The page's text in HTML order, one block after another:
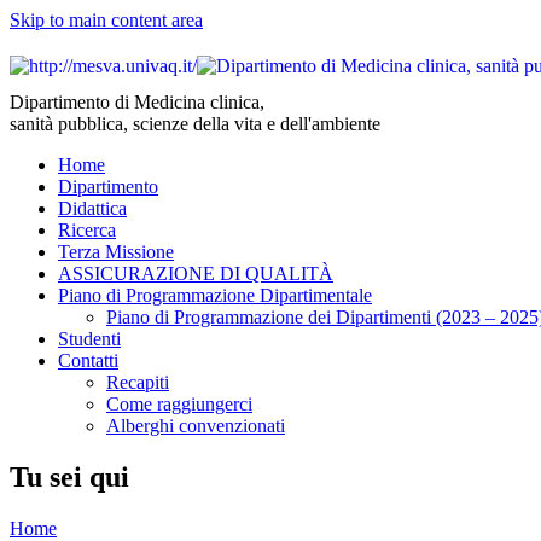
Skip to main content area
Dipartimento di Medicina clinica,
sanità pubblica, scienze della vita e dell'ambiente
Home
Dipartimento
Didattica
Ricerca
Terza Missione
ASSICURAZIONE DI QUALITÀ
Piano di Programmazione Dipartimentale
Piano di Programmazione dei Dipartimenti (2023 –
Studenti
Contatti
Recapiti
Come raggiungerci
Alberghi convenzionati
Tu sei qui
Home